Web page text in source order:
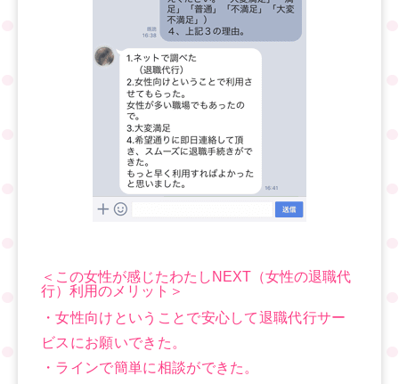
＜この女性が感じたわたしNEXT（女性の退職代
行）利用のメリット＞
・女性向けということで安心して退職代行サー
ビスにお願いできた。
・ラインで簡単に相談ができた。